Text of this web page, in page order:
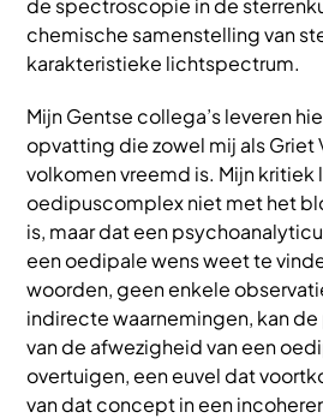
de spectroscopie in de
chemische samenstelling van
karakteristieke lichtspectrum.
Mijn Gentse collega’s leveren
opvatting die zowel mij als Griet
volkomen vreemd is. Mijn
oedipuscomplex niet met het
is, maar dat een
een oedipale wens weet te
woorden, geen enkele
indirecte waarnemingen, kan
van de afwezigheid van een
overtuigen, een euvel dat
van dat concept in een